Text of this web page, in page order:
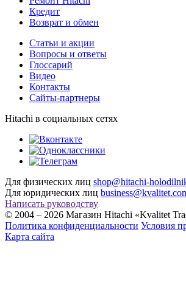
Кредит
Возврат и обмен
Cтатьи и акции
Вопросы и ответы
Глоссарий
Видео
Контакты
Сайты-партнеры
Hitachi в социальных сетях
Для физических лиц shop@hitachi-
Для юридических лиц
Написать руководству
© 2004 – 2026 Магазин Hitachi «Kvalitet
Политика конфиденциальности Условия
Карта сайта